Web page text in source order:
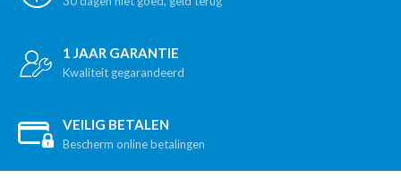
1 JAAR GARANTIE
Kwaliteit gegarandeerd
VEILIG BETALEN
Bescherm online betalingen